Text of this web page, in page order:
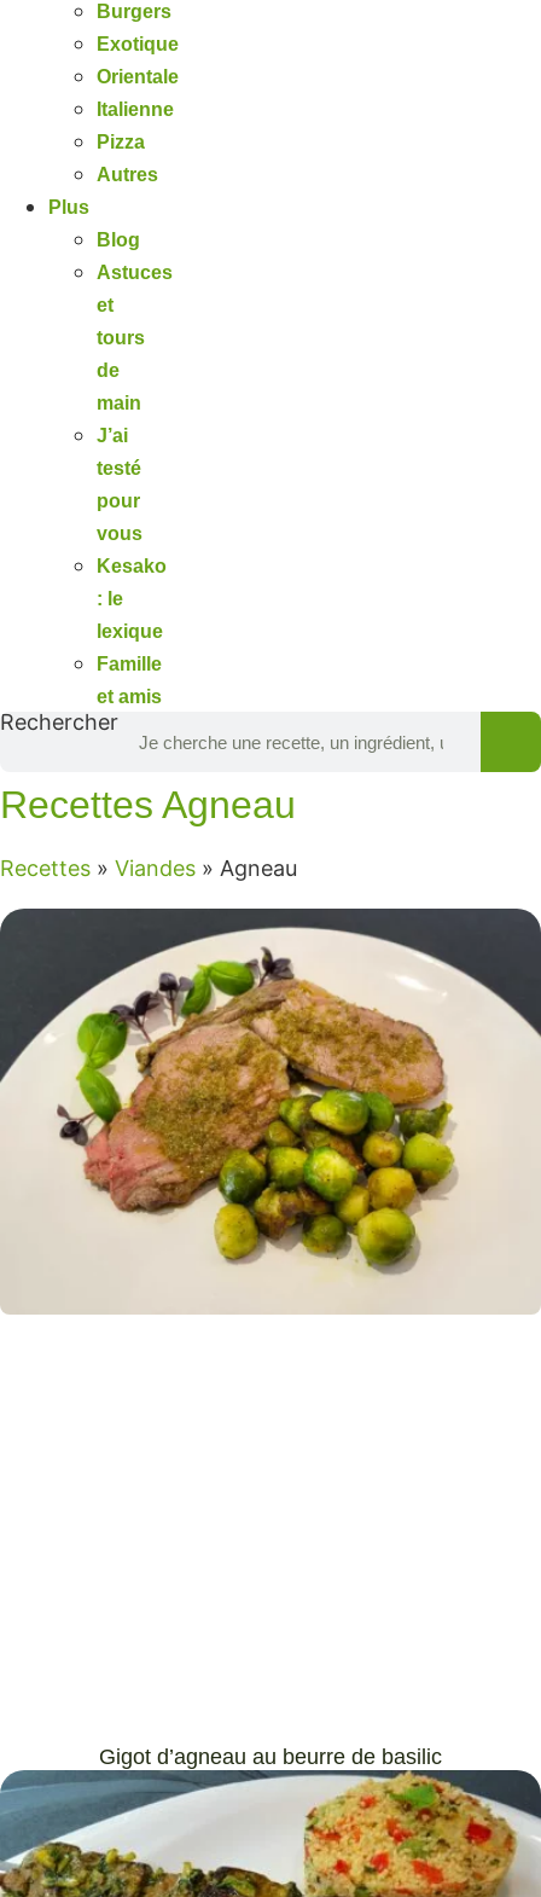
Burgers
Exotique
Orientale
Italienne
Pizza
Autres
Plus
Blog
Astuces
et
tours
de
main
J’ai
testé
pour
vous
Kesako
: le
lexique
Famille
et amis
Rechercher
Recettes Agneau
Recettes » Viandes » Agneau
Gigot d’agneau au beurre de basilic